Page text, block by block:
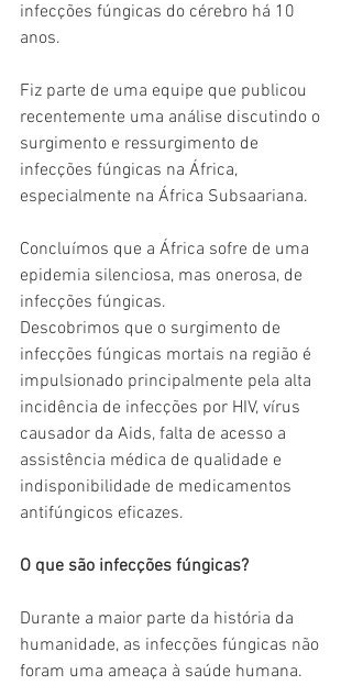
infecções fúngicas do cérebro há 10
anos.
Fiz parte de uma equipe que publicou
recentemente uma análise discutindo o
surgimento e ressurgimento de
infecções fúngicas na África,
especialmente na África Subsaariana.
Concluímos que a África sofre de uma
epidemia silenciosa, mas onerosa, de
infecções fúngicas.
Descobrimos que o surgimento de
infecções fúngicas mortais na região é
impulsionado principalmente pela alta
incidência de infecções por HIV, vírus
causador da Aids, falta de acesso a
assistência médica de qualidade e
indisponibilidade de medicamentos
antifúngicos eficazes.
O que são infecções fúngicas?
Durante a maior parte da história da
humanidade, as infecções fúngicas não
foram uma ameaça à saúde humana.